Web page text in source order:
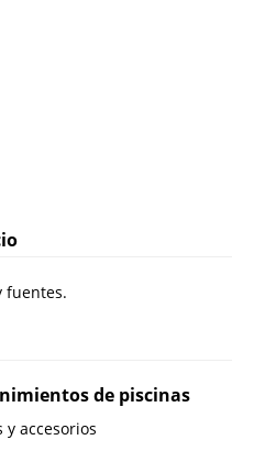
fuentes.
de piscinas
accesorios